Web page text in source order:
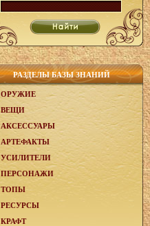
РАЗДЕЛЫ БАЗЫ ЗНАНИЙ
ОРУЖИЕ
ВЕЩИ
АКCЕСCУАРЫ
АРТЕФАКТЫ
УСИЛИТЕЛИ
ПЕРСОНАЖИ
ТОПЫ
РЕСУРСЫ
КРАФТ